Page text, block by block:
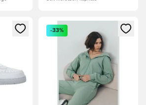
a bejelentkezéshez vagy a tagként
Megnyit egy modált a
-33%